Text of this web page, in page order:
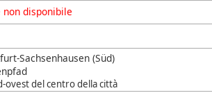
disponibile
Sachsenhausen (Süd)
ovest del centro della città